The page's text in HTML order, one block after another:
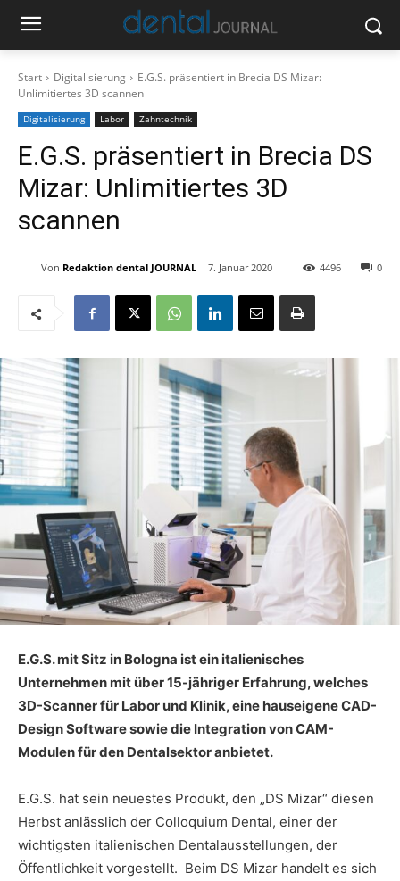
Start Digitalisierung
E.G.S. präsentiert in Brecia DS Mizar:
Unlimitiertes 3D scannen
Digitalisierung Labor Zahntechnik
E.G.S. präsentiert in Brecia DS
Mizar: Unlimitiertes 3D
scannen
Von Redaktion dental JOURNAL 7. Januar 2020 0
4496
E.G.S. mit Sitz in Bologna ist ein italienisches
Unternehmen mit über 15-jähriger Erfahrung, welches
3D-Scanner für Labor und Klinik, eine hauseigene CAD-
Design Software sowie die Integration von CAM-
Modulen für den Dentalsektor anbietet.
E.G.S. hat sein neuestes Produkt, den „DS Mizar“ diesen
Herbst anlässlich der Colloquium Dental, einer der
wichtigsten italienischen Dentalausstellungen, der
Öffentlichkeit vorgestellt. Beim DS Mizar handelt es sich